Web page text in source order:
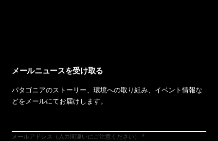
メールニュースを受け取る
パタゴニアのストーリー、環境への取り組み、イベント情報な
どをメールにてお届けします。
メールアドレス（入力間違いにご注意ください）